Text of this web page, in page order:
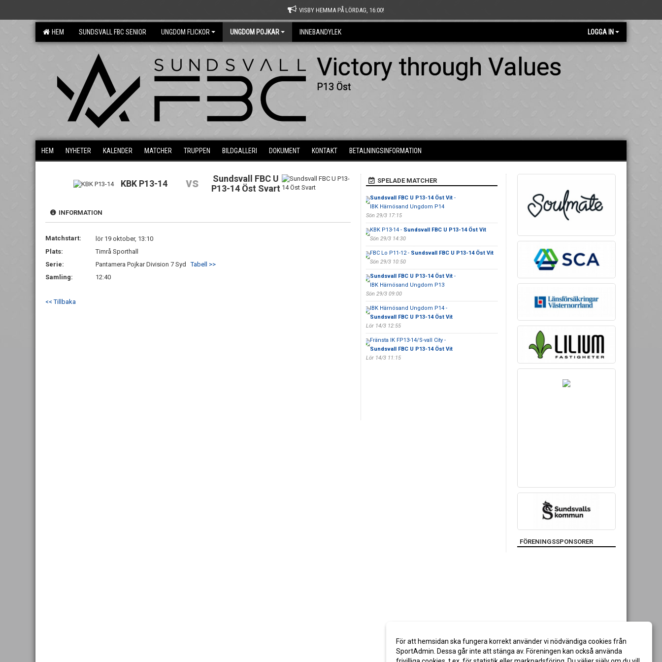
VISBY HEMMA PÅ LÖRDAG, 16:00!
HEM SUNDSVALL FBC SENIOR UNGDOM FLICKOR UNGDOM POJKAR INNEBANDYLEK LOGGA IN
Victory through Values
P13 Öst
HEM NYHETER KALENDER MATCHER TRUPPEN BILDGALLERI DOKUMENT KONTAKT BETALNINGSINFORMATION
KBK P13-14 vs
Sundsvall FBC U
P13-14 Öst Svart
INFORMATION
Matchstart:
lör 19 oktober, 13:10
Plats:
Timrå Sporthall
Serie:
Pantamera Pojkar Division 7 SydTabell >>
Samling:
12:40
<< Tillbaka
SPELADE MATCHER
Sundsvall FBC U P13-14 Öst Vit-
IBK Härnösand Ungdom P14
Sön 29/3 17:15
KBK P13-14 - Sundsvall FBC U P13-14 Öst Vit
Sön 29/3 14:30
FBC Lo P11-12 - Sundsvall FBC U P13-14 Öst Vit
Sön 29/3 10:50
Sundsvall FBC U P13-14 Öst Vit-
IBK Härnösand Ungdom P13
Sön 29/3 09:00
IBK Härnösand Ungdom P14 -
Sundsvall FBC U P13-14 Öst Vit
Lör 14/3 12:55
Fränsta IK FP13-14/S-vall City -
Sundsvall FBC U P13-14 Öst Vit
Lör 14/3 11:15
FÖRENINGSSPONSORER
För att hemsidan ska fungera korrekt använder vi nödvändiga cookies från
SportAdmin. Dessa går inte att stänga av. Föreningen kan också använda